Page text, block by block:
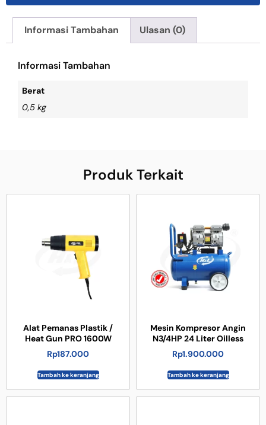
Informasi Tambahan Ulasan (0)
Informasi Tambahan
Berat
0,5 kg
Produk Terkait
Alat Pemanas Plastik /
Heat Gun PRO 1600W
Rp187.000
Tambah ke keranjang
Mesin Kompresor Angin
N3/4HP 24 Liter Oilless
Rp1.900.000
Tambah ke keranjang